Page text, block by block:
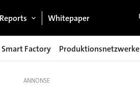
Reports Whitepaper
Smart Factory Produktionsnetzwerke